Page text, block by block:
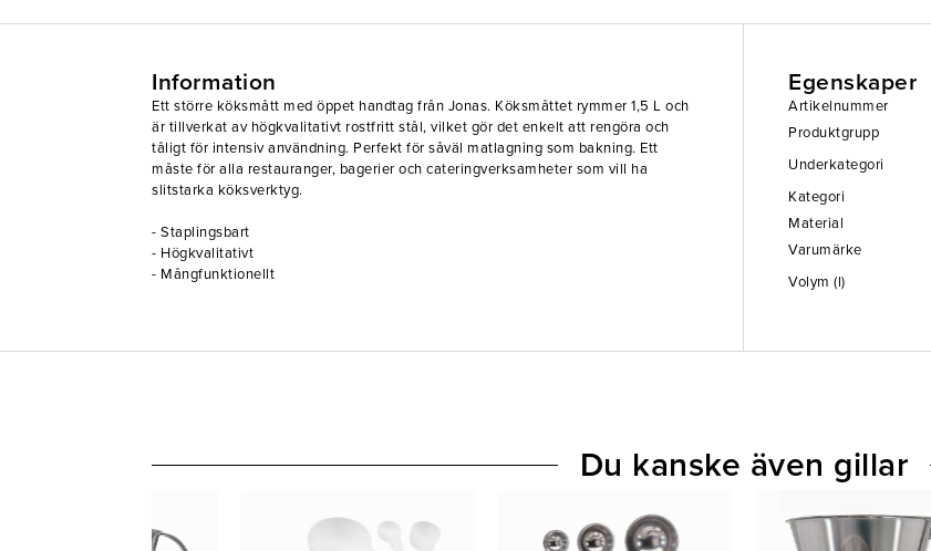
Information
Ett större köksmått med öppet handtag från Jonas. Köksmåttet rymmer 1,5 L och
är tillverkat av högkvalitativt rostfritt stål, vilket gör det enkelt att rengöra och
tåligt för intensiv användning. Perfekt för såväl matlagning som bakning. Ett
måste för alla restauranger, bagerier och cateringverksamheter som vill ha
slitstarka köksverktyg.
- Staplingsbart
- Högkvalitativt
- Mångfunktionellt
Egenskaper
Artikelnummer
Produktgrupp
Underkategori
Kategori
Material
Varumärke
Volym (l)
Du kanske även gillar